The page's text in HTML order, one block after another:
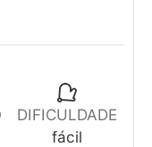
DIFICULDADE
fácil